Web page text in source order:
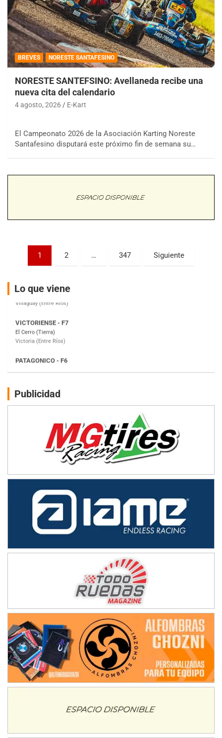
BREVES NORESTE SANTAFESINO
NORESTE SANTEFSINO: Avellaneda recibe una
nueva cita del calendario
4 agosto, 2026 E-Kart
El Campeonato 2026 de la Asociación Karting Noreste
Santafesino disputará este próximo fin de semana su…
Paginación
entradas
1 2 … 347 Siguiente
Lo que viene
COBERTURA ESPECIAL DE E-KART.COM.AR
08/09-AGO
Ramiro Tot (Asfalto)
Trenque Lauquen (Buenos Aires)
Villaguay (Entre Ríos)
El Cerro (Tierra)
Victoria (Entre Ríos)
Moto Club Reginense (Tierra)
Gral. E. Godoy (Río Negro)
Juventud Unida (Tierra)
Humboldt (Santa Fe)
NORESTE SANTAFESINO - F6
SUR SANTAFESINO - F4
José Samuel Sánchez (Tierra)
Rufino (Santa Fe)
Juan Navarro (Asfalto)
COBERTURA ESPECIAL DE E-KART.COM.AR
08/09-AGO
IAME SERIES ARGENTINA 6
Baradero (Buenos Aires)
Ciudad de Trenque Lauquen (Asfalto)
Trenque Lauquen (Buenos Aires)
ENTRERRIANO - F6 (POSTERGADA)
Parque de la Velocidad (Asfalto)
Villaguay (Entre Ríos)
VICTORIENSE - F7
El Cerro (Tierra)
Victoria (Entre Ríos)
PATAGONICO - F6
Publicidad